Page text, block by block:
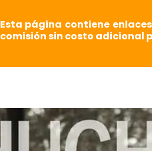
Esta página contiene
comisión sin costo adicional